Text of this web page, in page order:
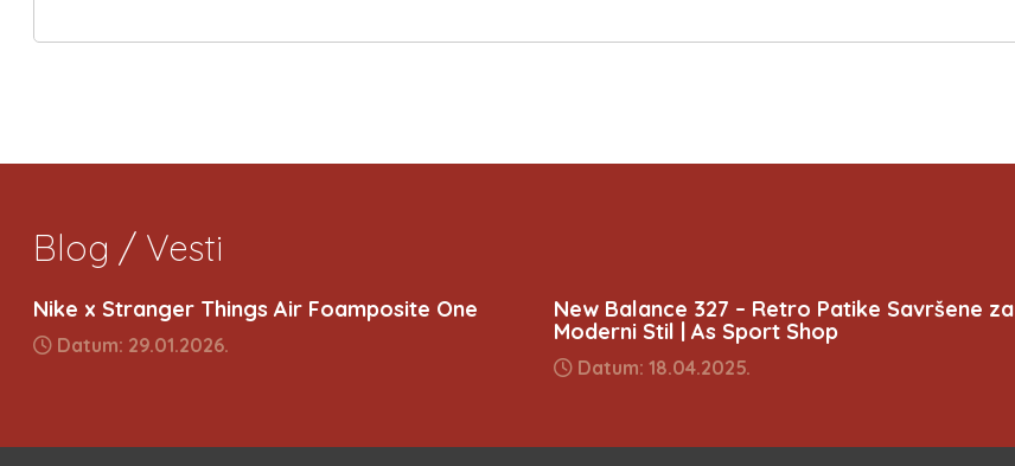
Blog / Vesti
Nike x Stranger Things Air Foamposite One
Datum: 29.01.2026.
New Balance 327 – Retro Patike Savršene za
Moderni Stil | As Sport Shop
Datum: 18.04.2025.